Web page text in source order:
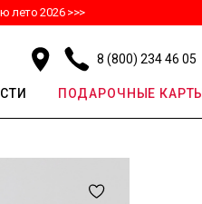
лето 2026 >>>
8 (800) 234 46 05
ПОДАРОЧНЫЕ КАРТЫ